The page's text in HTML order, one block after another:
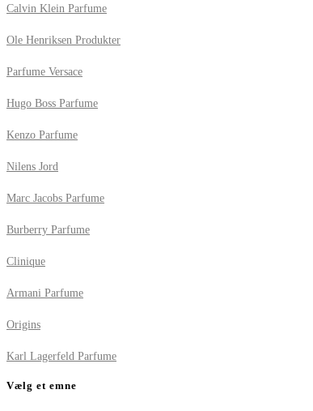
Calvin Klein Parfume
Ole Henriksen Produkter
Parfume Versace
Hugo Boss Parfume
Kenzo Parfume
Nilens Jord
Marc Jacobs Parfume
Burberry Parfume
Clinique
Armani Parfume
Origins
Karl Lagerfeld Parfume
Vælg et emne